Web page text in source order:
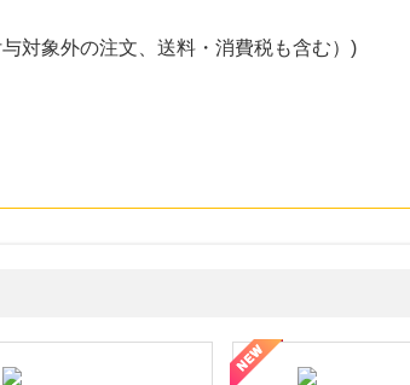
対象外の注文、送料・消費税も含む）)
の無料査定